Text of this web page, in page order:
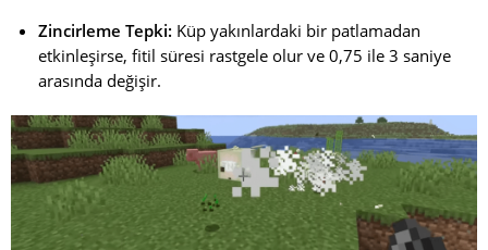
Zincirleme Tepki: Küp yakınlardaki bir patlamadan
etkinleşirse, fitil süresi rastgele olur ve 0,75 ile 3 saniye
arasında değişir.